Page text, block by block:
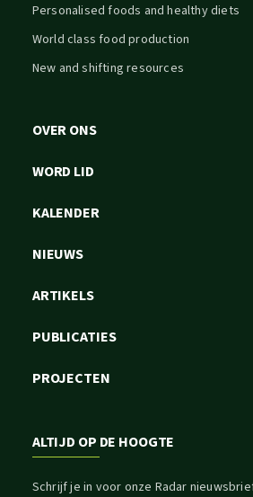
Personalised foods and healthy diets
World class food production
New and shifting resources
OVER ONS
WORD LID
KALENDER
NIEUWS
ARTIKELS
PUBLICATIES
PROJECTEN
ALTIJD OP DE HOOGTE
Schrijf je in voor onze Radar